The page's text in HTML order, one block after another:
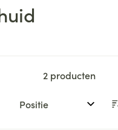
2producten
Sorteer op: